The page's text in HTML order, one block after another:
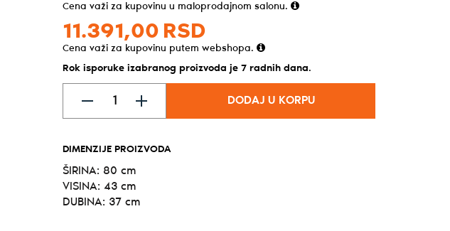
Cena važi za kupovinu u maloprodajnom salonu.
11.391,00 RSD
Cena važi za kupovinu putem webshopa.
Rok isporuke izabranog proizvoda je 7 radnih dana.
DODAJ U KORPU
DIMENZIJE PROIZVODA
ŠIRINA: 80 cm
VISINA: 43 cm
DUBINA: 37 cm